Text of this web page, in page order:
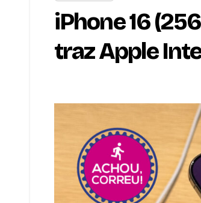
iPhone 16
traz Apple